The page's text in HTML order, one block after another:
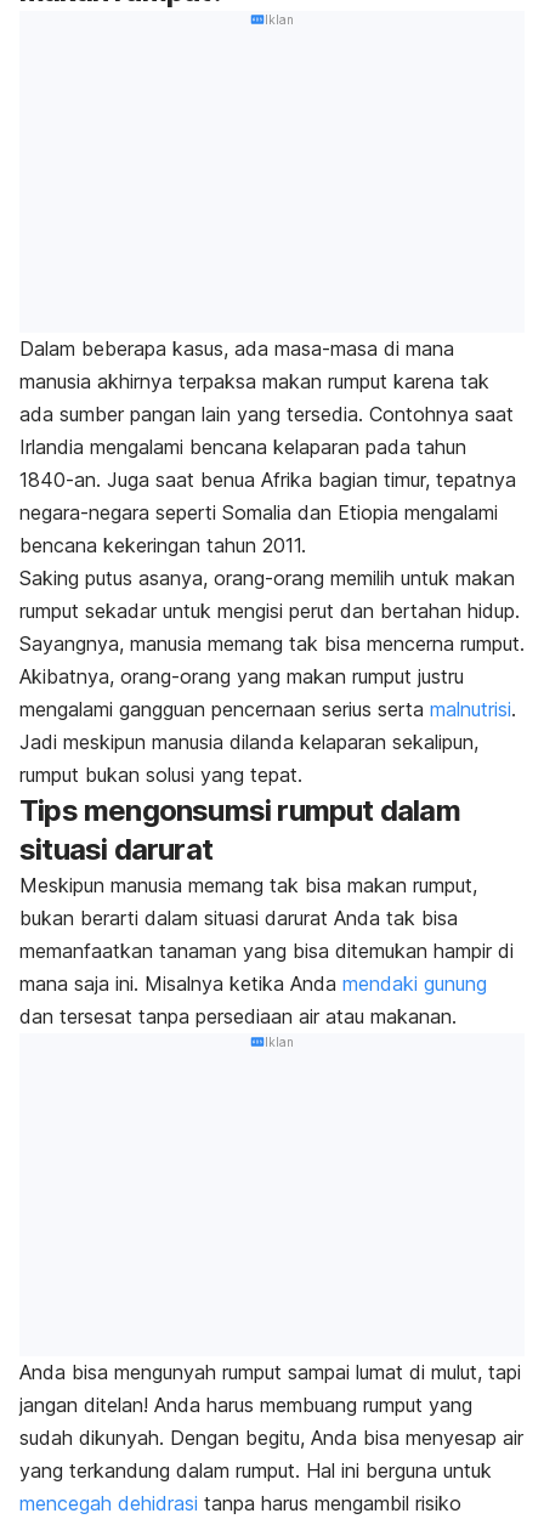
Iklan
Dalam beberapa kasus, ada masa-masa di mana
manusia akhirnya terpaksa makan rumput karena tak
ada sumber pangan lain yang tersedia. Contohnya saat
Irlandia mengalami bencana kelaparan pada tahun
1840-an. Juga saat benua Afrika bagian timur, tepatnya
negara-negara seperti Somalia dan Etiopia mengalami
bencana kekeringan tahun 2011.
Saking putus asanya, orang-orang memilih untuk makan
rumput sekadar untuk mengisi perut dan bertahan hidup.
Sayangnya, manusia memang tak bisa mencerna rumput.
Akibatnya, orang-orang yang makan rumput justru
mengalami gangguan pencernaan serius serta malnutrisi.
Jadi meskipun manusia dilanda kelaparan sekalipun,
rumput bukan solusi yang tepat.
Tips mengonsumsi rumput dalam
situasi darurat
Meskipun manusia memang tak bisa makan rumput,
bukan berarti dalam situasi darurat Anda tak bisa
memanfaatkan tanaman yang bisa ditemukan hampir di
mana saja ini. Misalnya ketika Anda mendaki gunung
dan tersesat tanpa persediaan air atau makanan.
Iklan
Anda bisa mengunyah rumput sampai lumat di mulut, tapi
jangan ditelan! Anda harus membuang rumput yang
sudah dikunyah. Dengan begitu, Anda bisa menyesap air
yang terkandung dalam rumput. Hal ini berguna untuk
mencegah dehidrasi tanpa harus mengambil risiko